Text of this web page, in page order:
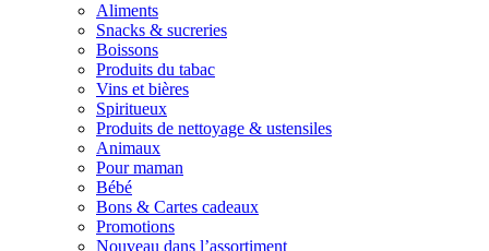
Aliments
Snacks & sucreries
Boissons
Produits du tabac
Vins et bières
Spiritueux
Produits de nettoyage & ustensiles
Animaux
Pour maman
Bébé
Bons & Cartes cadeaux
Promotions
Nouveau dans l’assortiment